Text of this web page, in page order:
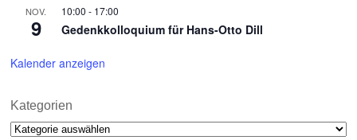
NOV.
9
10:00 - 17:00
Gedenkkolloquium für Hans-Otto Dill
Kalender anzeigen
Kategorien
Kategorien